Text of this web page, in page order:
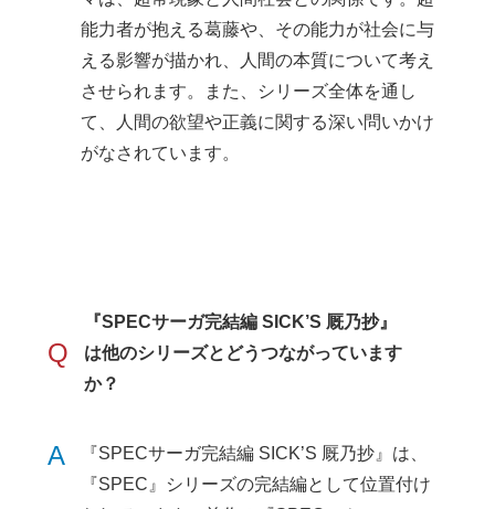
能力者が抱える葛藤や、その能力が社会に与
える影響が描かれ、人間の本質について考え
させられます。また、シリーズ全体を通し
て、人間の欲望や正義に関する深い問いかけ
がなされています。
Q
『SPECサーガ完結編 SICK’S 厩乃抄』
は他のシリーズとどうつながっています
か？
A
『SPECサーガ完結編 SICK’S 厩乃抄』は、
『SPEC』シリーズの完結編として位置付け